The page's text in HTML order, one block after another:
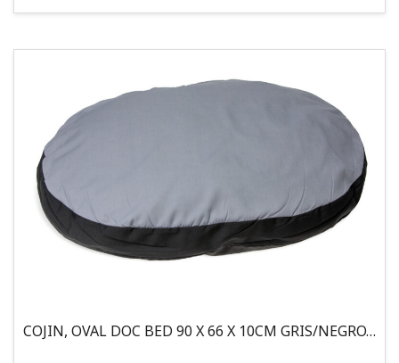
COJIN, OVAL DOC BED 90 X 66 X 10CM GRIS/NEGRO, 95°